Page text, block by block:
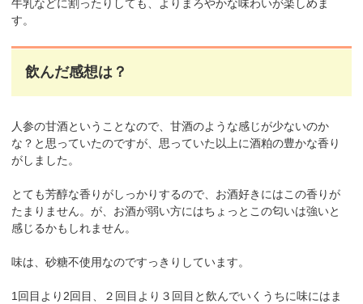
牛乳などに割ったりしても、よりまろやかな味わいが楽しめま
す。
飲んだ感想は？
人参の甘酒ということなので、甘酒のような感じが少ないのか
な？と思っていたのですが、思っていた以上に酒粕の豊かな香り
がしました。
とても芳醇な香りがしっかりするので、お酒好きにはこの香りが
たまりません。が、お酒が弱い方にはちょっとこの匂いは強いと
感じるかもしれません。
味は、砂糖不使用なのですっきりしています。
1回目より2回目、２回目より３回目と飲んでいくうちに味にはま